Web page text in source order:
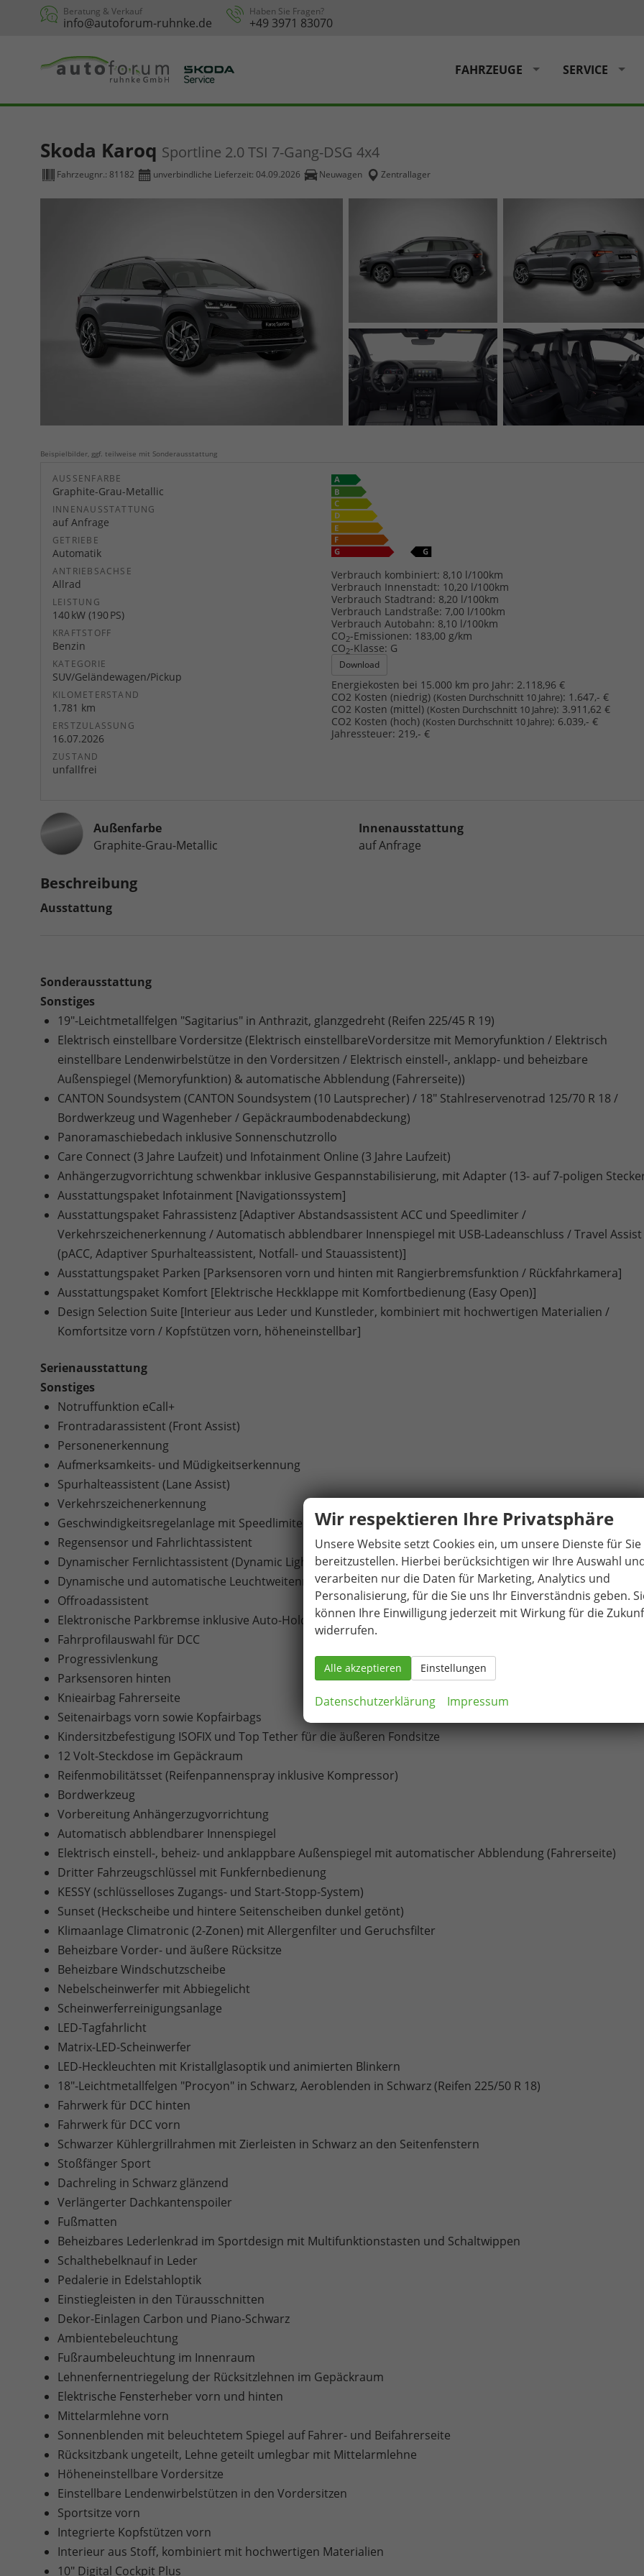
Beratung & Verkauf
info@autoforum-ruhnke.de
Haben Sie Fragen?
+49 3971 83070
FAHRZEUGE SERVICE
Skoda Karoq Sportline 2.0 TSI 7-Gang-DSG 4x4
Fahrzeugnr.: 81182 unverbindliche Lieferzeit: 04.09.2026 Neuwagen Zentrallager
Beispielbilder, ggf. teilweise mit Sonderausstattung
AUSSENFARBE
Graphite-Grau-Metallic
INNENAUSSTATTUNG
auf Anfrage
GETRIEBE
Automatik
ANTRIEBSACHSE
Allrad
LEISTUNG
140 kW (190 PS)
KRAFTSTOFF
Benzin
KATEGORIE
SUV/Geländewagen/Pickup
KILOMETERSTAND
1.781 km
ERSTZULASSUNG
16.07.2026
ZUSTAND
unfallfrei
Verbrauch kombiniert: 8,10 l/100km
Verbrauch Innenstadt: 10,20 l/100km
Verbrauch Stadtrand: 8,20 l/100km
Verbrauch Landstraße: 7,00 l/100km
Verbrauch Autobahn: 8,10 l/100km
CO2-Emissionen: 183,00 g/km
CO2-Klasse: G
Download
Energiekosten bei 15.000 km pro Jahr: 2.118,96 €
CO2 Kosten (niedrig) (Kosten Durchschnitt 10 Jahre): 1.647,- €
CO2 Kosten (mittel) (Kosten Durchschnitt 10 Jahre): 3.911,62 €
CO2 Kosten (hoch) (Kosten Durchschnitt 10 Jahre): 6.039,- €
Jahressteuer: 219,- €
Außenfarbe
Graphite-Grau-Metallic
Innenausstattung
auf Anfrage
Beschreibung
Ausstattung
Sonderausstattung
Sonstiges
19"-Leichtmetallfelgen "Sagitarius" in Anthrazit, glanzgedreht (Reifen 225/45 R 19)
Elektrisch einstellbare Vordersitze (Elektrisch einstellbareVordersitze mit Memoryfunktion / Elektrisch
einstellbare Lendenwirbelstütze in den Vordersitzen / Elektrisch einstell-, anklapp- und beheizbare
Außenspiegel (Memoryfunktion) & automatische Abblendung (Fahrerseite))
CANTON Soundsystem (CANTON Soundsystem (10 Lautsprecher) / 18" Stahlreservenotrad 125/70 R 18 /
Bordwerkzeug und Wagenheber / Gepäckraumbodenabdeckung)
Panoramaschiebedach inklusive Sonnenschutzrollo
Care Connect (3 Jahre Laufzeit) und Infotainment Online (3 Jahre Laufzeit)
Anhängerzugvorrichtung schwenkbar inklusive Gespannstabilisierung, mit Adapter (13- auf 7-poligen
Ausstattungspaket Infotainment [Navigationssystem]
Ausstattungspaket Fahrassistenz [Adaptiver Abstandsassistent ACC und Speedlimiter /
Verkehrszeichenerkennung / Automatisch abblendbarer Innenspiegel mit USB-Ladeanschluss / Travel Assist
(pACC, Adaptiver Spurhalteassistent, Notfall- und Stauassistent)]
Ausstattungspaket Parken [Parksensoren vorn und hinten mit Rangierbremsfunktion / Rückfahrkamera]
Ausstattungspaket Komfort [Elektrische Heckklappe mit Komfortbedienung (Easy Open)]
Design Selection Suite [Interieur aus Leder und Kunstleder, kombiniert mit hochwertigen Materialien /
Komfortsitze vorn / Kopfstützen vorn, höheneinstellbar]
Serienausstattung
Sonstiges
Notruffunktion eCall+
Frontradarassistent (Front Assist)
Personenerkennung
Aufmerksamkeits- und Müdigkeitserkennung
Spurhalteassistent (Lane Assist)
Verkehrszeichenerkennung
Geschwindigkeitsregelanlage mit Speedlimiter
Regensensor und Fahrlichtassistent
Dynamischer Fernlichtassistent (Dynamic Light Assist)
Dynamische und automatische Leuchtweitenregulierung
Offroadassistent
Elektronische Parkbremse inklusive Auto-Hold-Funktion
Fahrprofilauswahl für DCC
Progressivlenkung
Parksensoren hinten
Knieairbag Fahrerseite
Seitenairbags vorn sowie Kopfairbags
Kindersitzbefestigung ISOFIX und Top Tether für die äußeren Fondsitze
12 Volt-Steckdose im Gepäckraum
Reifenmobilitätsset (Reifenpannenspray inklusive Kompressor)
Bordwerkzeug
Vorbereitung Anhängerzugvorrichtung
Automatisch abblendbarer Innenspiegel
Elektrisch einstell-, beheiz- und anklappbare Außenspiegel mit automatischer Abblendung (Fahrerseite)
Dritter Fahrzeugschlüssel mit Funkfernbedienung
KESSY (schlüsselloses Zugangs- und Start-Stopp-System)
Sunset (Heckscheibe und hintere Seitenscheiben dunkel getönt)
Klimaanlage Climatronic (2-Zonen) mit Allergenfilter und Geruchsfilter
Beheizbare Vorder- und äußere Rücksitze
Beheizbare Windschutzscheibe
Nebelscheinwerfer mit Abbiegelicht
Scheinwerferreinigungsanlage
LED-Tagfahrlicht
Matrix-LED-Scheinwerfer
LED-Heckleuchten mit Kristallglasoptik und animierten Blinkern
18"-Leichtmetallfelgen "Procyon" in Schwarz, Aeroblenden in Schwarz (Reifen 225/50 R 18)
Fahrwerk für DCC hinten
Fahrwerk für DCC vorn
Schwarzer Kühlergrillrahmen mit Zierleisten in Schwarz an den Seitenfenstern
Stoßfänger Sport
Dachreling in Schwarz glänzend
Verlängerter Dachkantenspoiler
Fußmatten
Beheizbares Lederlenkrad im Sportdesign mit Multifunktionstasten und Schaltwippen
Schalthebelknauf in Leder
Pedalerie in Edelstahloptik
Einstiegleisten in den Türausschnitten
Dekor-Einlagen Carbon und Piano-Schwarz
Ambientebeleuchtung
Fußraumbeleuchtung im Innenraum
Lehnenfernentriegelung der Rücksitzlehnen im Gepäckraum
Elektrische Fensterheber vorn und hinten
Mittelarmlehne vorn
Sonnenblenden mit beleuchtetem Spiegel auf Fahrer- und Beifahrerseite
Rücksitzbank ungeteilt, Lehne geteilt umlegbar mit Mittelarmlehne
Höheneinstellbare Vordersitze
Einstellbare Lendenwirbelstützen in den Vordersitzen
Sportsitze vorn
Integrierte Kopfstützen vorn
Interieur aus Stoff, kombiniert mit hochwertigen Materialien
10" Digital Cockpit Plus
Wir respektieren Ihre Privatsphäre
Unsere Website setzt Cookies ein, um unsere Dienste für Sie
bereitzustellen. Hierbei berücksichtigen wir Ihre Auswahl
verarbeiten nur die Daten für Marketing, Analytics und
Personalisierung, für die Sie uns Ihr Einverständnis geben.
können Ihre Einwilligung jederzeit mit Wirkung für die
widerrufen.
Alle akzeptieren Einstellungen
Datenschutzerklärung Impressum